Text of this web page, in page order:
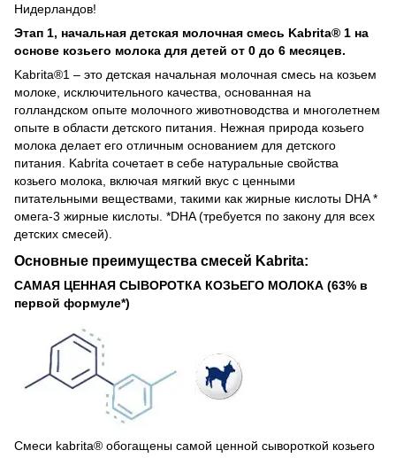
Нидерландов!
Этап 1, начальная детская молочная смесь Kabrita® 1 на
основе козьего молока для детей от 0 до 6 месяцев.
Kabrita®1 – это детская начальная молочная смесь на козьем
молоке, исключительного качества, основанная на
голландском опыте молочного животноводства и многолетнем
опыте в области детского питания. Нежная природа козьего
молока делает его отличным основанием для детского
питания. Kabrita сочетает в себе натуральные свойства
козьего молока, включая мягкий вкус с ценными
питательными веществами, такими как жирные кислоты DHA *
омега-3 жирные кислоты. *DHA (требуется по закону для всех
детских смесей).
Основные преимущества смесей Kabrita:
САМАЯ ЦЕННАЯ СЫВОРОТКА КОЗЬЕГО МОЛОКА (63% в
первой формуле*)
Смеси kabrita® обогащены самой ценной сывороткой козьего